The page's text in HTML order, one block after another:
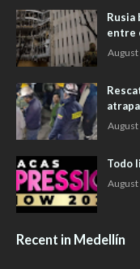
Rusia
entre
August
August
Todo
August
Recent in Medellín